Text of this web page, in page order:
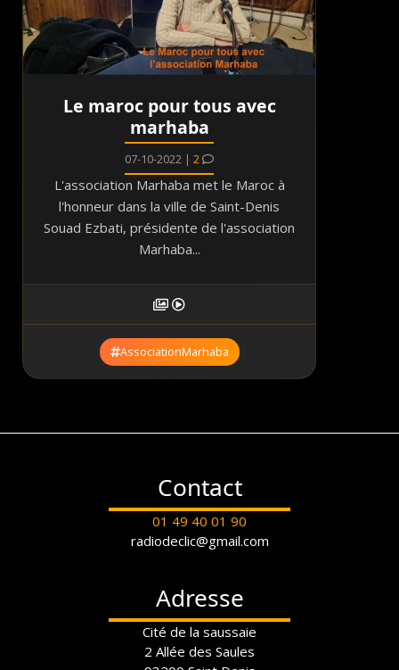
Le maroc pour tous avec
marhaba
07-10-2022 | 2
L'association Marhaba met le Maroc à
l'honneur dans la ville de Saint-Denis
Souad Ezbati, présidente de l'association
Marhaba...
AssociationMarhaba
Contact
01 49 40 01 90
radiodeclic@gmail.com
Adresse
Cité de la saussaie
2 Allée des Saules